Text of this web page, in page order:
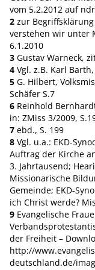
vom 5.2.2012 auf
2 zur
verstehen wir unter
6.1.2010
3 Gustav Warneck,
4 Vgl. z.B. Karl
5 G. Hilbert,
Schäfer S.7
6 Reinhold
in: ZMiss 3/2009,
7 ebd., S. 199
8 Vgl. u.a.: EKD-
Auftrag der Kirche
3. Jahrtausend;
Missionarische
Gemeinde; EKD-
ich Christ werde?
9 Evangelische
der Freiheit –
http://
deutschland.de/